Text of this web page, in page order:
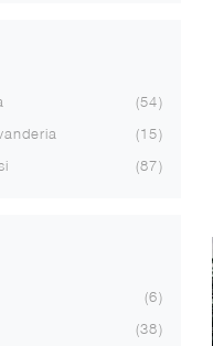
54
15
87
6
38